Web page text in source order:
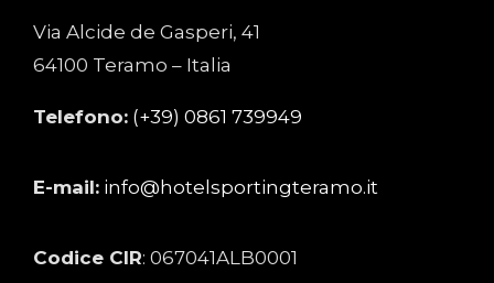
Via Alcide de Gasperi, 41
64100 Teramo – Italia
Telefono: (+39) 0861 739949
E-mail: info@hotelsportingteramo.it
Codice CIR: 067041ALB0001